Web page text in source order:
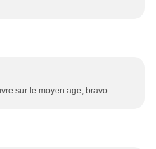
sur le moyen age, bravo